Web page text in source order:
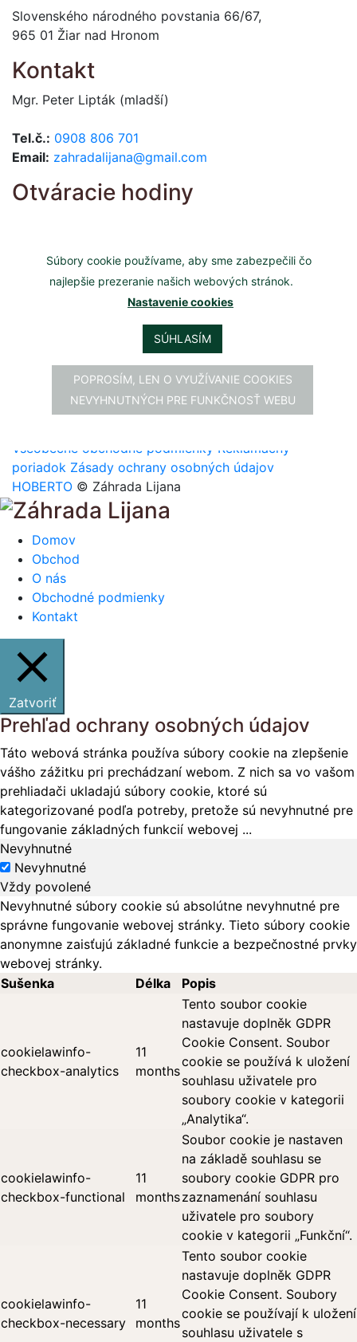
Slovenského národného povstania 66/67,
965 01 Žiar nad Hronom
Kontakt
Mgr. Peter Lipták (mladší)
Tel.č.: 0908 806 701
Email: zahradalijana@gmail.com
Otváracie hodiny
facebook.com/zahradalijana
instagram.com/zahradalijana
Všeobecné obchodné podmienky Reklamačný
poriadok Zásady ochrany osobných údajov
HOBERTO © Záhrada Lijana
Domov
Obchod
O nás
Obchodné podmienky
Kontakt
Súbory cookie používame, aby sme zabezpečili čo
najlepšie prezeranie našich webových stránok.
Nastavenie cookies
SÚHLASÍM
POPROSÍM, LEN O VYUŽÍVANIE COOKIES
NEVYHNUTNÝCH PRE FUNKČNOSŤ WEBU
Zatvoriť
Prehľad ochrany osobných údajov
Táto webová stránka používa súbory cookie na zlepšenie
vášho zážitku pri prechádzaní webom. Z nich sa vo vašom
prehliadači ukladajú súbory cookie, ktoré sú
kategorizované podľa potreby, pretože sú nevyhnutné pre
fungovanie základných funkcií webovej ...
Nevyhnutné
Nevyhnutné
Vždy povolené
Nevyhnutné súbory cookie sú absolútne nevyhnutné pre
správne fungovanie webovej stránky. Tieto súbory cookie
anonymne zaisťujú základné funkcie a bezpečnostné prvky
webovej stránky.
Sušenka
Délka Popis
cookielawinfo-
checkbox-analytics
11
months
Tento soubor cookie
nastavuje doplněk GDPR
Cookie Consent. Soubor
cookie se používá k uložení
souhlasu uživatele pro
soubory cookie v kategorii
„Analytika“.
cookielawinfo-
checkbox-functional
11
months
Soubor cookie je nastaven
na základě souhlasu se
soubory cookie GDPR pro
zaznamenání souhlasu
uživatele pro soubory
cookie v kategorii „Funkční“.
cookielawinfo-
checkbox-necessary
11
months
Tento soubor cookie
nastavuje doplněk GDPR
Cookie Consent. Soubory
cookie se používají k uložení
souhlasu uživatele s